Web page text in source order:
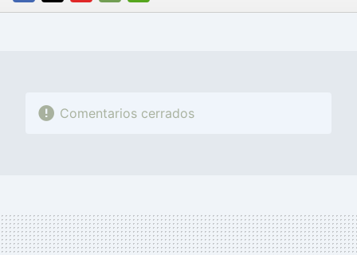
FACEBOOK
TWITTERFLIPBOARD
E-
WHATSAPP
Comentarios cerrados